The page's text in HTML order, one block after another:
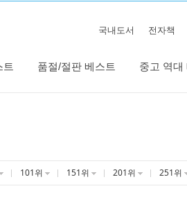
국내도서 전자책
트 품절/절판 베스트 중고 역대
101위 151위 201위 251위